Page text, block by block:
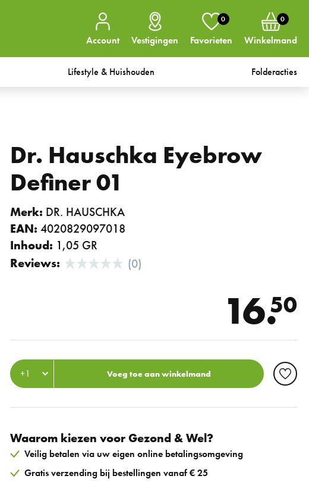
Account Vestigingen
0
Favorieten
0
Winkelmand
Lifestyle & Huishouden Folderacties
Dr. Hauschka Eyebrow
Definer 01
Merk: DR. HAUSCHKA
EAN: 4020829097018
Inhoud: 1,05 GR
Reviews:
(0)
16.
50
Voeg toe aan winkelmand
Waarom kiezen voor Gezond & Wel?
Veilig betalen via uw eigen online betalingsomgeving
Gratis verzending bij bestellingen vanaf € 25